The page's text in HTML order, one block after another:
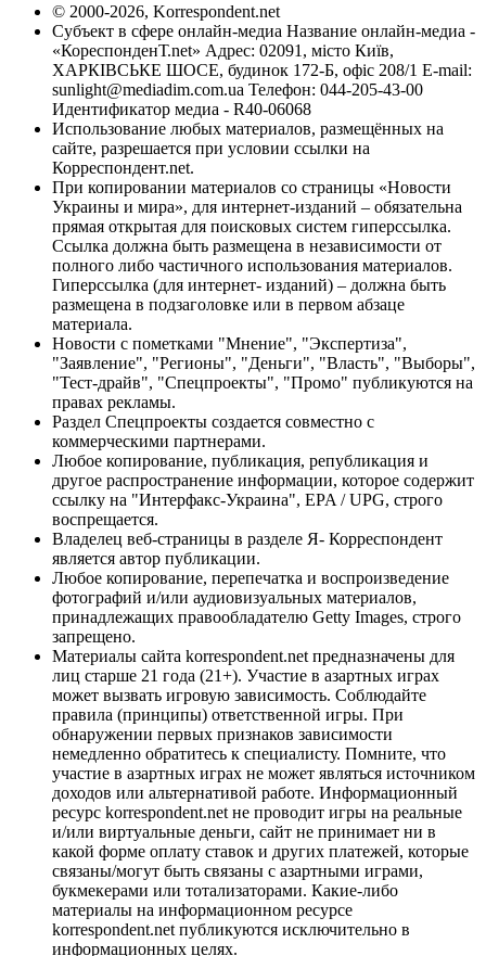
© 2000-2026, Korrespondent.net
Субъект в сфере онлайн-медиа Название онлайн-медиа -
«КореспонденТ.net» Адрес: 02091, місто Київ,
ХАРКІВСЬКЕ ШОСЕ, будинок 172-Б, офіс 208/1 E-mail:
sunlight@mediadim.com.ua Телефон: 044-205-43-00
Идентификатор медиа - R40-06068
Использование любых материалов, размещённых на
сайте, разрешается при условии ссылки на
Корреспондент.net.
При копировании материалов со страницы «Новости
Украины и мира», для интернет-изданий – обязательна
прямая открытая для поисковых систем гиперссылка.
Ссылка должна быть размещена в независимости от
полного либо частичного использования материалов.
Гиперссылка (для интернет- изданий) – должна быть
размещена в подзаголовке или в первом абзаце
материала.
Новости с пометками "Мнение", "Экспертиза",
"Заявление", "Регионы", "Деньги", "Власть", "Выборы",
"Тест-драйв", "Спецпроекты", "Промо" публикуются на
правах рекламы.
Раздел Спецпроекты создается совместно с
коммерческими партнерами.
Любое копирование, публикация, републикация и
другое распространение информации, которое содержит
ссылку на "Интерфакс-Украина", EPA / UPG, строго
воспрещается.
Владелец веб-страницы в разделе Я- Корреспондент
является автор публикации.
Любое копирование, перепечатка и воспроизведение
фотографий и/или аудиовизуальных материалов,
принадлежащих правообладателю Getty Images, строго
запрещено.
Материалы сайта korrespondent.net предназначены для
лиц старше 21 года (21+). Участие в азартных играх
может вызвать игровую зависимость. Соблюдайте
правила (принципы) ответственной игры. При
обнаружении первых признаков зависимости
немедленно обратитесь к специалисту. Помните, что
участие в азартных играх не может являться источником
доходов или альтернативой работе. Информационный
ресурс korrespondent.net не проводит игры на реальные
и/или виртуальные деньги, сайт не принимает ни в
какой форме оплату ставок и других платежей, которые
связаны/могут быть связаны с азартными играми,
букмекерами или тотализаторами. Какие-либо
материалы на информационном ресурсе
korrespondent.net публикуются исключительно в
информационных целях.